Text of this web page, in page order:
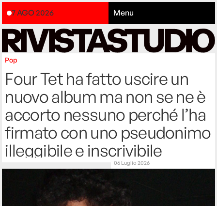
7 AGO 2026 Menu
Pop
Four Tet ha fatto uscire un
nuovo album ma non se ne è
accorto nessuno perché l’ha
firmato con uno pseudonimo
illeggibile e inscrivibile
06 Luglio 2026